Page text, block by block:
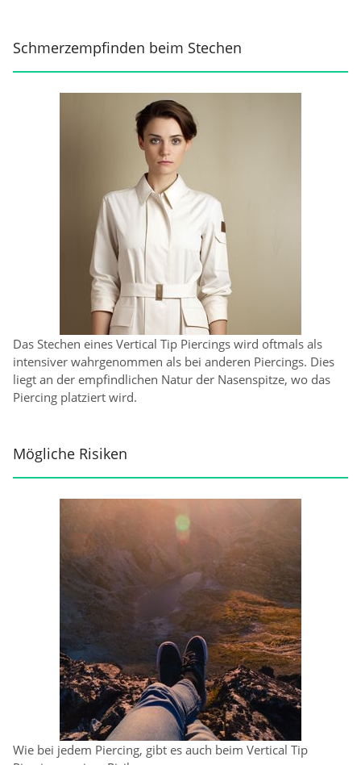
Schmerzempfinden beim Stechen
Das Stechen eines Vertical Tip Piercings wird oftmals als
intensiver wahrgenommen als bei anderen Piercings. Dies
liegt an der empfindlichen Natur der Nasenspitze, wo das
Piercing platziert wird.
Mögliche Risiken
Wie bei jedem Piercing, gibt es auch beim Vertical Tip